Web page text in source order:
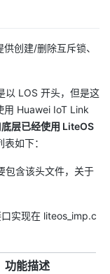
创建/删除互斥锁、
以 LOS 开头，但是这
用 Huawei IoT Link
层已经使用 LiteOS
表如下：
包含该头文件，关于
实现在 liteos_imp.c
功能描述